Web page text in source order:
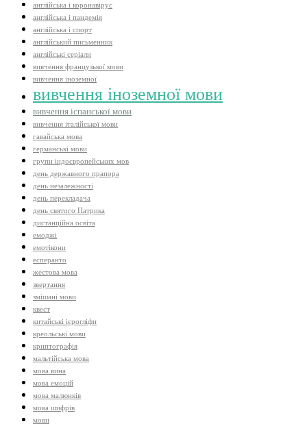
англійська і коронавірус
англійська і пандемія
англійська і спорт
англійський письменник
англійські серіали
вивчення французької мови
вивчення іноземної
вивчення іноземної мови
вивчення іспанської мови
вивчення італійської мови
гавайська мова
германські мови
групи індоєвропейських мов
день державного прапора
день незалежності
день перекладача
день святого Патрика
дистанційна освіта
емоджі
емотікони
есперанто
жестова мова
звертання
змішані мови
квест
китайські ієрогліфи
креольські мови
криптографія
мальтійська мова
мова вина
мова емоцій
мова малюнків
мова шифрів
мови